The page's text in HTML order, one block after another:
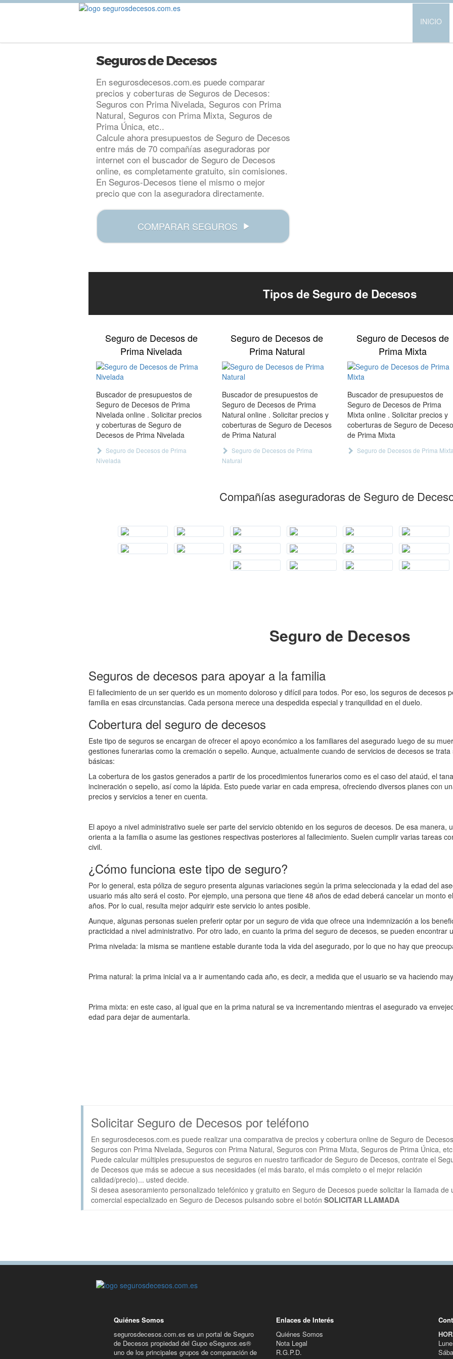
INICIO
Seguros de Decesos
En segurosdecesos.com.es puede comparar
precios y coberturas de Seguros de Decesos:
Seguros con Prima Nivelada, Seguros con Prima
Natural, Seguros con Prima Mixta, Seguros de
Prima Única, etc..
Calcule ahora presupuestos de Seguro de Decesos
entre más de 70 compañías aseguradoras por
internet con el buscador de Seguro de Decesos
online, es completamente gratuito, sin comisiones.
En Seguros-Decesos tiene el mismo o mejor
precio que con la aseguradora directamente.
COMPARAR SEGUROS
Tipos de Seguro de Decesos
Seguro de Decesos de
Prima Nivelada
Buscador de presupuestos de
Seguro de Decesos de Prima
Nivelada online . Solicitar precios
y coberturas de Seguro de
Decesos de Prima Nivelada
Seguro de Decesos de Prima
Nivelada
Seguro de Decesos de
Prima Natural
Buscador de presupuestos de
Seguro de Decesos de Prima
Natural online . Solicitar precios y
coberturas de Seguro de Decesos
de Prima Natural
Seguro de Decesos de Prima
Natural
Seguro de Decesos de
Prima Mixta
Buscador de presupuestos de
Seguro de Decesos de Prima
Mixta online . Solicitar precios y
coberturas de Seguro de
de Prima Mixta
Seguro de Decesos de Prima
Compañías aseguradoras de Seguro de
Seguro de Decesos
Seguros de decesos para apoyar a la familia
El fallecimiento de un ser querido es un momento doloroso y difícil para todos. Por eso, los seguros de decesos
familia en esas circunstancias. Cada persona merece una despedida especial y tranquilidad en el duelo.
Cobertura del seguro de decesos
Este tipo de seguros se encargan de ofrecer el apoyo económico a los familiares del asegurado luego de su
gestiones funerarias como la cremación o sepelio. Aunque, actualmente cuando de servicios de decesos se
básicas:
La cobertura de los gastos generados a partir de los procedimientos funerarios como es el caso del ataúd, el
incineración o sepelio, así como la lápida. Esto puede variar en cada empresa, ofreciendo diversos planes con
precios y servicios a tener en cuenta.
El apoyo a nivel administrativo suele ser parte del servicio obtenido en los seguros de decesos. De esa manera,
orienta a la familia o asume las gestiones respectivas posteriores al fallecimiento. Suelen cumplir varias tareas
civil.
¿Cómo funciona este tipo de seguro?
Por lo general, esta póliza de seguro presenta algunas variaciones según la prima seleccionada y la edad del
usuario más alto será el costo. Por ejemplo, una persona que tiene 48 años de edad deberá cancelar un monto
años. Por lo cual, resulta mejor adquirir este servicio lo antes posible.
Aunque, algunas personas suelen preferir optar por un seguro de vida que ofrece una indemnización a los
practicidad a nivel administrativo. Por otro lado, en cuanto la prima del seguro de decesos, se pueden encontrar
Prima nivelada: la misma se mantiene estable durante toda la vida del asegurado, por lo que no hay que
Prima natural: la prima inicial va a ir aumentando cada año, es decir, a medida que el usuario se va haciendo
Prima mixta: en este caso, al igual que en la prima natural se va incrementando mientras el asegurado va
edad para dejar de aumentarla.
Solicitar Seguro de Decesos por teléfono
En segurosdecesos.com.es puede realizar una comparativa de precios y cobertura online de Seguro de Decesos
Seguros con Prima Nivelada, Seguros con Prima Natural, Seguros con Prima Mixta, Seguros de Prima Única,
Puede calcular múltiples presupuestos de seguros en nuestro tarificador de Seguro de Decesos, contrate el
de Decesos que más se adecue a sus necesidades (el más barato, el más completo o el mejor relación
calidad/precio)... usted decide.
Si desea asesoramiento personalizado telefónico y gratuito en Seguro de Decesos puede solicitar la llamada de
comercial especializado en Seguro de Decesos pulsando sobre el botón SOLICITAR LLAMADA
Quiénes Somos
segurosdecesos.com.es es un portal de Seguro
de Decesos propiedad del Gupo eSeguros.es®
uno de los principales grupos de comparación de
Enlaces de Interés
Quiénes Somos
Nota Legal
R.G.P.D.